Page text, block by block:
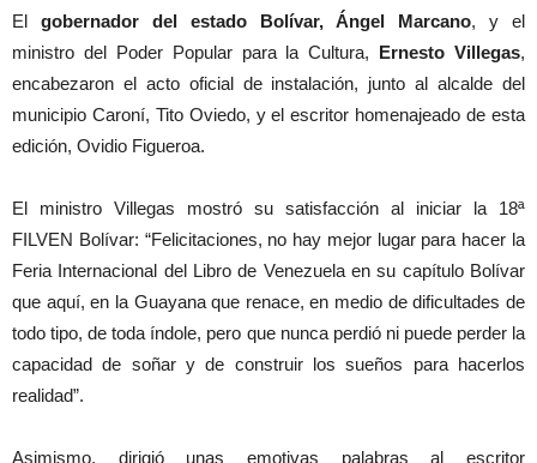
El gobernador del estado Bolívar, Ángel Marcano, y el
ministro del Poder Popular para la Cultura, Ernesto Villegas,
encabezaron el acto oficial de instalación, junto al alcalde del
municipio Caroní, Tito Oviedo, y el escritor homenajeado de esta
edición, Ovidio Figueroa.
El ministro Villegas mostró su satisfacción al iniciar la 18ª
FILVEN Bolívar: “Felicitaciones, no hay mejor lugar para hacer la
Feria Internacional del Libro de Venezuela en su capítulo Bolívar
que aquí, en la Guayana que renace, en medio de dificultades de
todo tipo, de toda índole, pero que nunca perdió ni puede perder la
capacidad de soñar y de construir los sueños para hacerlos
realidad”.
Asimismo, dirigió unas emotivas palabras al escritor